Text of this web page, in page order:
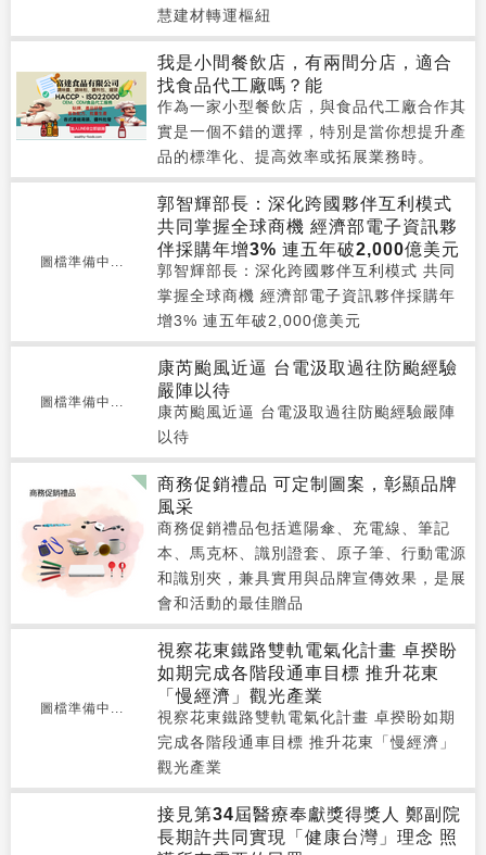
慧建材轉運樞紐
我是小間餐飲店，有兩間分店，適合
找食品代工廠嗎？能
作為一家小型餐飲店，與食品代工廠合作其
實是一個不錯的選擇，特別是當你想提升產
品的標準化、提高效率或拓展業務時。
圖檔準備中...
郭智輝部長：深化跨國夥伴互利模式
共同掌握全球商機 經濟部電子資訊夥
伴採購年增3% 連五年破2,000億美元
郭智輝部長：深化跨國夥伴互利模式 共同
掌握全球商機 經濟部電子資訊夥伴採購年
增3% 連五年破2,000億美元
圖檔準備中...
康芮颱風近逼 台電汲取過往防颱經驗
嚴陣以待
康芮颱風近逼 台電汲取過往防颱經驗嚴陣
以待
商務促銷禮品 可定制圖案，彰顯品牌
風采
商務促銷禮品包括遮陽傘、充電線、筆記
本、馬克杯、識別證套、原子筆、行動電源
和識別夾，兼具實用與品牌宣傳效果，是展
會和活動的最佳贈品
圖檔準備中...
視察花東鐵路雙軌電氣化計畫 卓揆盼
如期完成各階段通車目標 推升花東
「慢經濟」觀光產業
視察花東鐵路雙軌電氣化計畫 卓揆盼如期
完成各階段通車目標 推升花東「慢經濟」
觀光產業
接見第34屆醫療奉獻獎得獎人 鄭副院
長期許共同實現「健康台灣」理念 照